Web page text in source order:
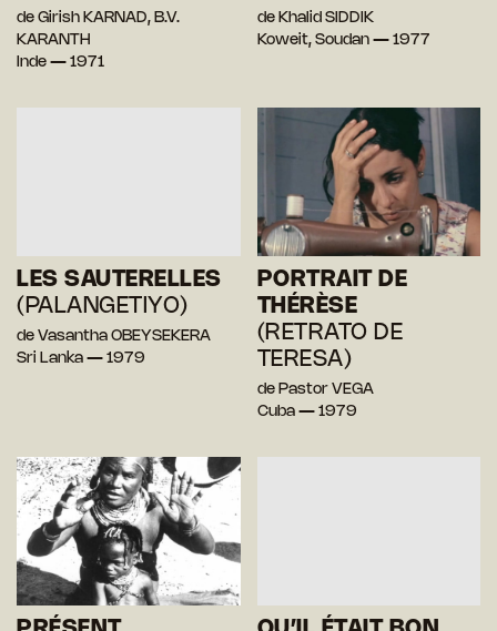
de Girish KARNAD, B.V.
KARANTH
Inde — 1971
de Khalid SIDDIK
Koweit, Soudan — 1977
LES SAUTERELLES
(PALANGETIYO)
de Vasantha OBEYSEKERA
Sri Lanka — 1979
PORTRAIT DE
THÉRÈSE
(RETRATO DE
TERESA)
de Pastor VEGA
Cuba — 1979